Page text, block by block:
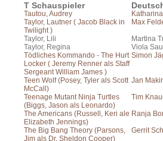
T Schauspieler
Tautou, Audrey
Taylor, Lautner ( Jacob Black in
Twilight )
Max
Taylor, Lili
Martina
Taylor, Regina
Viola
Tödliches Kommando - The Hurt
Locker ( Jeremy Renner als Staff
Sergeant William James )
Simon
Teen Wolf (Posey, Tyler als Scott
McCall)
Jan
Teenage Mutant Ninja Turtles
(Biggs, Jason als Leonardo)
Tim
The Americans (Russell, Keri ale
Elizabeth Jennings)
Ranja
The Big Bang Theory (Parsons,
Jim als Dr. Sheldon Cooper)
Gerrit